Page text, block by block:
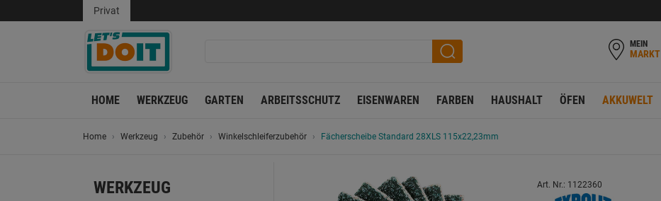
Privat
MEIN
MARKT
HOME WERKZEUG GARTEN ARBEITSSCHUTZ EISENWAREN FARBEN HAUSHALT ÖFEN AKKUWELT
Home Werkzeug Zubehör Winkelschleiferzubehör Fächerscheibe Standard 28XLS 115x22,23mm
WERKZEUG Art. Nr.: 1122360